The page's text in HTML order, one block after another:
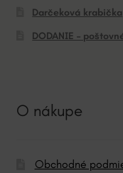
Darčeková krabička
DODANIE –
O nákupe
Obchodné